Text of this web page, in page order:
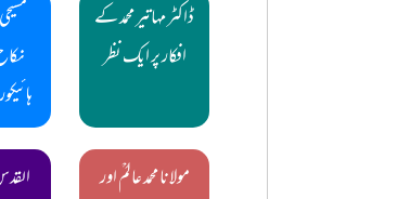
ڈاکٹر مہاتیر محمد کے
افکار پر ایک نظر
مولانا محمد عالمؒ اور